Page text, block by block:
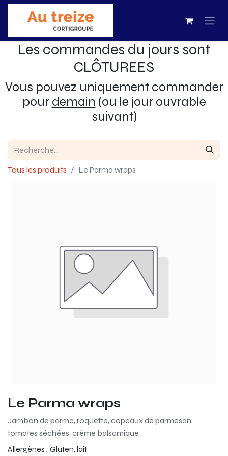
Les commandes du jours sont
CLÔTUREES
Vous pouvez uniquement commander
pour demain (ou le jour ouvrable
suivant)
Tous les produits Le Parma wraps
Le Parma wraps
Jambon de parme, roquette, copeaux de parmesan,
tomates séchées, crème balsamique
Allergènes : Gluten, lait